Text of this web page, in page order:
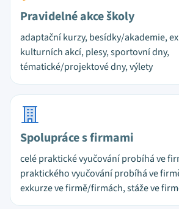
Pravidelné akce školy
adaptační kurzy, besídky/akademie,
kulturních akcí, plesy, sportovní dny,
tématické/projektové dny, výlety
Spolupráce s firmami
celé praktické vyučování probíhá ve
praktického vyučování probíhá ve
exkurze ve firmě/firmách, stáže ve